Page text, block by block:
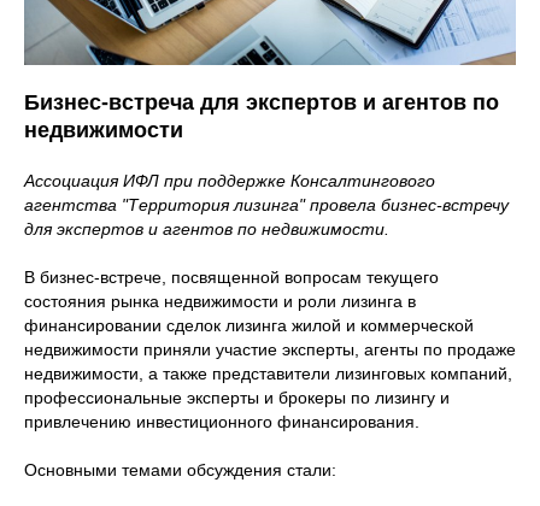
Бизнес-встреча для экспертов и агентов по
недвижимости
Ассоциация ИФЛ при поддержке Консалтингового
агентства "Территория лизинга" провела бизнес-встречу
для экспертов и агентов по недвижимости.
В бизнес-встрече, посвященной вопросам текущего
состояния рынка недвижимости и роли лизинга в
финансировании сделок лизинга жилой и коммерческой
недвижимости приняли участие эксперты, агенты по продаже
недвижимости, а также представители лизинговых компаний,
профессиональные эксперты и брокеры по лизингу и
привлечению инвестиционного финансирования.
Основными темами обсуждения стали: